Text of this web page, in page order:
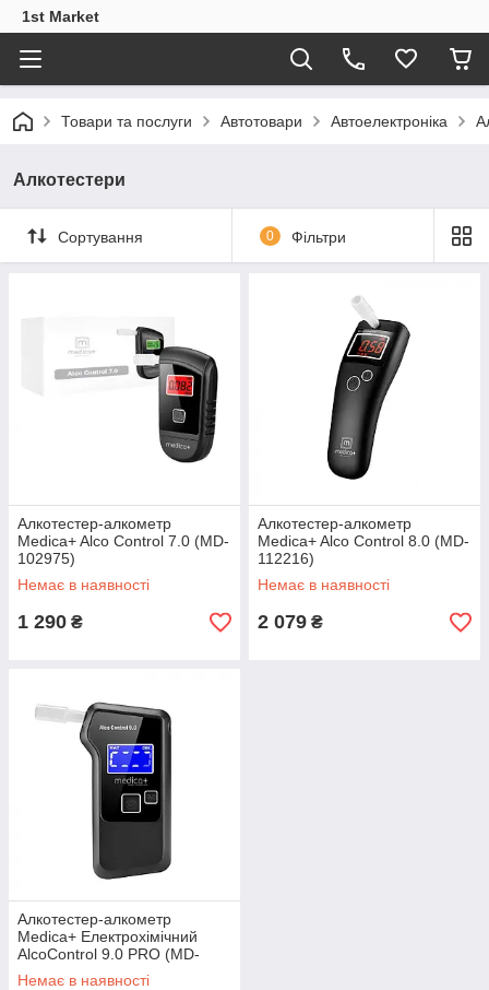
1st Market
Товари та послуги Автотовари Автоелектроніка
Алкотестери
Сортування 0 Фільтри
Алкотестер-алкометр
Medica+ Alco Control 7.0 (MD-
102975)
Немає в наявності
1 290 ₴
Алкотестер-алкометр
Medica+ Alco Control 8.0 (MD-
112216)
Немає в наявності
2 079 ₴
Алкотестер-алкометр
Medica+ Електрохімічний
AlcoControl 9.0 PRO (MD-
112217)
Немає в наявності